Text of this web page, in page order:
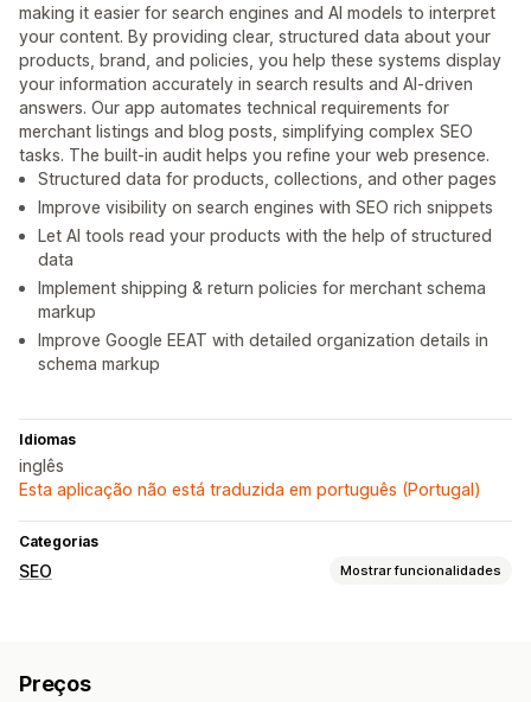
making it easier for search engines and AI models to interpret
your content. By providing clear, structured data about your
products, brand, and policies, you help these systems display
your information accurately in search results and AI-driven
answers. Our app automates technical requirements for
merchant listings and blog posts, simplifying complex SEO
tasks. The built-in audit helps you refine your web presence.
Structured data for products, collections, and other pages
Improve visibility on search engines with SEO rich snippets
Let AI tools read your products with the help of structured
data
Implement shipping & return policies for merchant schema
markup
Improve Google EEAT with detailed organization details in
schema markup
Idiomas
inglês
Esta aplicação não está traduzida em português (Portugal)
Categorias
SEO Mostrar funcionalidades
Preços